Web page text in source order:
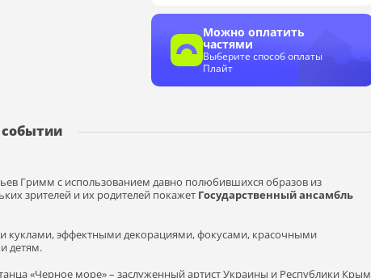
Можно оплатить
частями
Выберите способ оплаты
Плайт
Гримм с использованием давно полюбившихся образов из
зрителей и их родителей покажет Государственный ансамбль
куклами, эффектными декорациями, фокусами, красочными
детям.
«Черное море» – заслуженный артист Украины и Республики Крым